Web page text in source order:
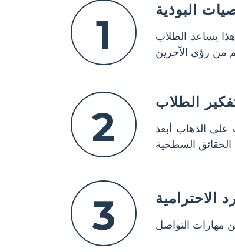
1
البوذية
يساعد الطلاب
2
الطلاب
على الذهاب أبعد
3 الاحترامية